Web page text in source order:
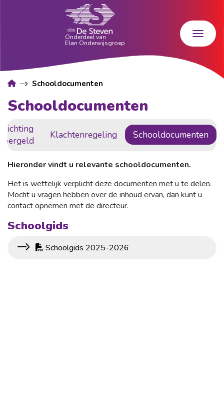
Schooldocumenten
Schooldocumenten
Klachtenregeling Schooldocumenten
Hieronder vindt u relevante schooldocumenten.
Het is wettelijk verplicht deze documenten met u te delen.
Mocht u vragen hebben over de inhoud ervan, dan kunt u
contact opnemen met de directeur.
Schoolgids
Schoolgids 2025-2026